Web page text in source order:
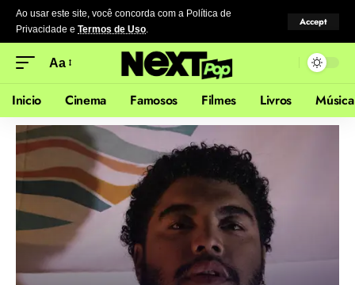
Ao usar este site, você concorda com a Política de
Privacidade e Termos de Uso.
Accept
Aa
Inicio Cinema Famosos Filmes Livros Música